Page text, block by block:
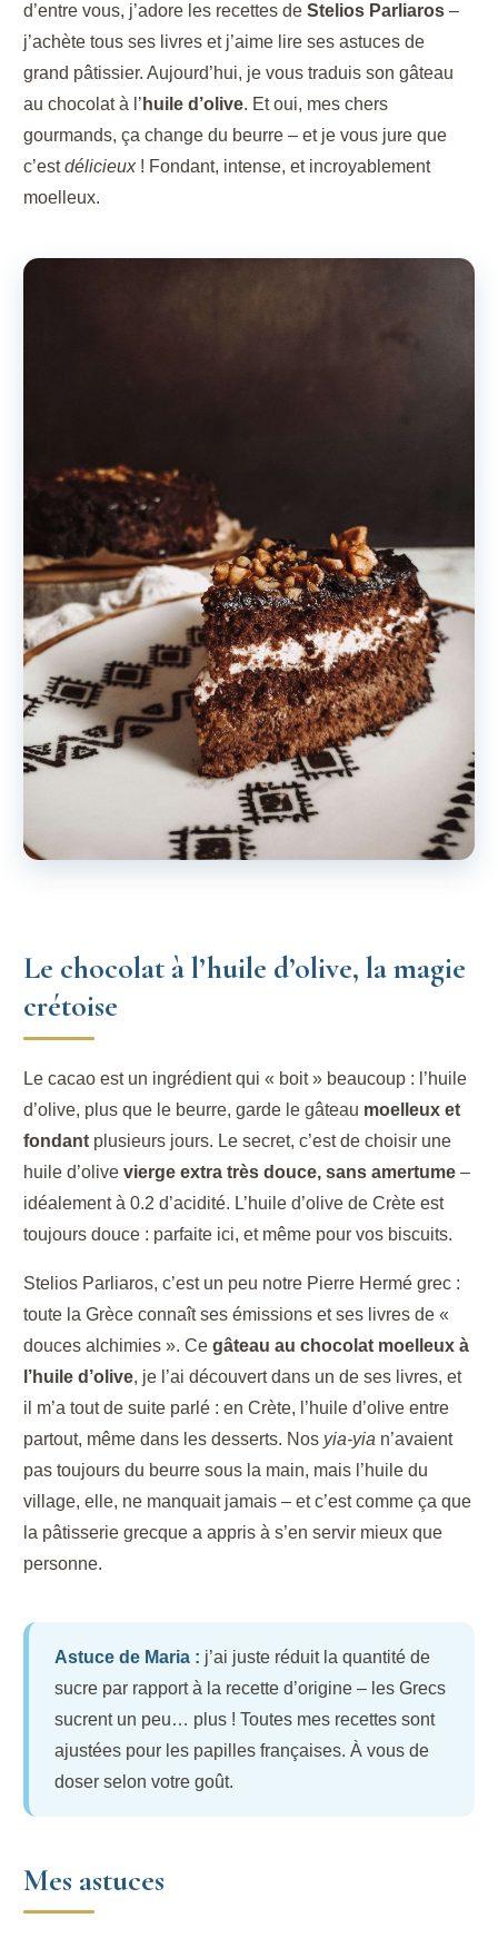
d’entre vous, j’adore les recettes deStelios Parliaros –
j’achète tous ses livres et j’aime lire ses astuces de
grand pâtissier. Aujourd’hui, je vous traduis son gâteau
au chocolat à l’ huile d’olive. Et oui, mes chers
gourmands, ça change du beurre – et je vous jure que
c’estdélicieux! Fondant, intense, et incroyablement
moelleux.
Le chocolat à l’huile d’olive, la magie
crétoise
Le cacao est un ingrédient qui « boit » beaucoup : l’huile
d’olive, plus que le beurre, garde le gâteau moelleux et
fondant plusieurs jours. Le secret, c’est de choisir une
huile d’olivevierge extra très douce, sans amertume –
idéalement à 0.2 d’acidité. L’huile d’olive de Crète est
toujours douce : parfaite ici, et même pour vos biscuits.
Stelios Parliaros, c’est un peu notre Pierre Hermé grec :
toute la Grèce connaît ses émissions et ses livres de «
douces alchimies ». Cegâteau au chocolat moelleux à
l’huile d’olive, je l’ai découvert dans un de ses livres, et
il m’a tout de suite parlé : en Crète, l’huile d’olive entre
partout, même dans les desserts. Nos yia-yia n’avaient
pas toujours du beurre sous la main, mais l’huile du
village, elle, ne manquait jamais – et c’est comme ça que
la pâtisserie grecque a appris à s’en servir mieux que
personne.
Astuce de Maria : j’ai juste réduit la quantité de
sucre par rapport à la recette d’origine – les Grecs
sucrent un peu… plus ! Toutes mes recettes sont
ajustées pour les papilles françaises. À vous de
doser selon votre goût.
Mes astuces